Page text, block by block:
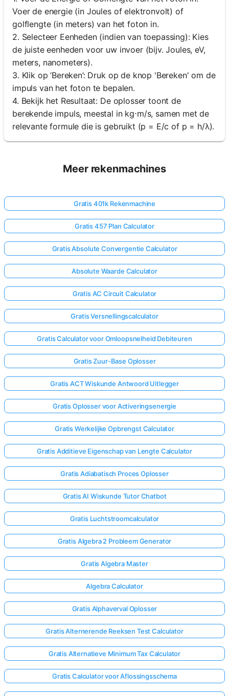
Voer de energie (in Joules of elektronvolt) of
golflengte (in meters) van het foton in.
2. Selecteer Eenheden (indien van toepassing): Kies
de juiste eenheden voor uw invoer (bijv. Joules, eV,
meters, nanometers).
3. Klik op ‘Bereken’: Druk op de knop 'Bereken' om de
impuls van het foton te bepalen.
4. Bekijk het Resultaat: De oplosser toont de
berekende impuls, meestal in kg⋅m/s, samen met de
relevante formule die is gebruikt (p = E/c of p = h/λ).
Meer rekenmachines
Gratis 401k Rekenmachine
Gratis 457 Plan Calculator
Gratis Absolute Convergentie Calculator
Absolute Waarde Calculator
Gratis AC Circuit Calculator
Gratis Versnellingscalculator
Gratis Calculator voor Omloopsnelheid Debiteuren
Gratis Zuur-Base Oplosser
Gratis ACT Wiskunde Antwoord Uitlegger
Gratis Oplosser voor Activeringsenergie
Gratis Werkelijke Opbrengst Calculator
Gratis Additieve Eigenschap van Lengte Calculator
Gratis Adiabatisch Proces Oplosser
Gratis AI Wiskunde Tutor Chatbot
Gratis Luchtstroomcalculator
Gratis Algebra 2 Probleem Generator
Gratis Algebra Master
Algebra Calculator
Gratis Alphaverval Oplosser
Gratis Alternerende Reeksen Test Calculator
Gratis Alternatieve Minimum Tax Calculator
Gratis Calculator voor Aflossingsschema